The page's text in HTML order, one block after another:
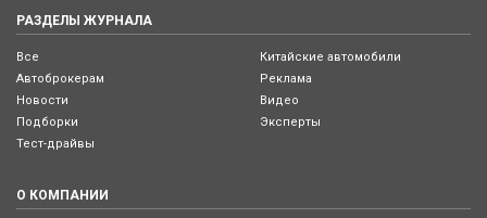
РАЗДЕЛЫ ЖУРНАЛА
Все
Автоброкерам
Новости
Подборки
Тест-драйвы
Китайские автомобили
Реклама
Видео
Эксперты
О КОМПАНИИ